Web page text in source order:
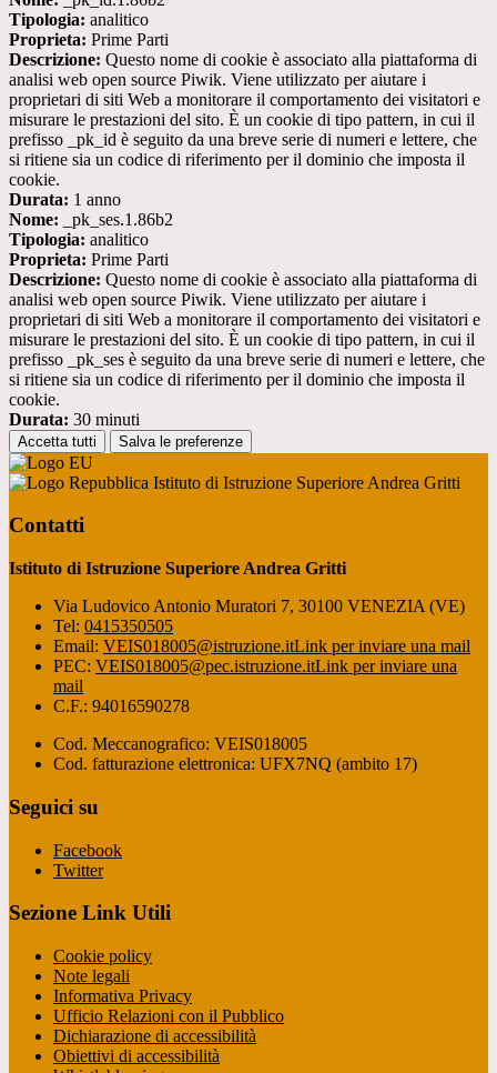
Tipologia: analitico
Proprieta: Prime Parti
Descrizione: Questo nome di cookie è associato alla piattaforma di
analisi web open source Piwik. Viene utilizzato per aiutare i
proprietari di siti Web a monitorare il comportamento dei visitatori e
misurare le prestazioni del sito. È un cookie di tipo pattern, in cui il
prefisso _pk_id è seguito da una breve serie di numeri e lettere, che
si ritiene sia un codice di riferimento per il dominio che imposta il
cookie.
Durata: 1 anno
Nome: _pk_ses.1.86b2
Tipologia: analitico
Proprieta: Prime Parti
Descrizione: Questo nome di cookie è associato alla piattaforma di
analisi web open source Piwik. Viene utilizzato per aiutare i
proprietari di siti Web a monitorare il comportamento dei visitatori e
misurare le prestazioni del sito. È un cookie di tipo pattern, in cui il
prefisso _pk_ses è seguito da una breve serie di numeri e lettere, che
si ritiene sia un codice di riferimento per il dominio che imposta il
cookie.
Durata: 30 minuti
Accetta tutti Salva le preferenze
Istituto di Istruzione Superiore Andrea Gritti
Contatti
Istituto di Istruzione Superiore Andrea Gritti
Via Ludovico Antonio Muratori 7, 30100 VENEZIA (VE)
Tel: 0415350505
Email: VEIS018005@istruzione.itLink per inviare una mail
PEC: VEIS018005@pec.istruzione.itLink per inviare una
mail
C.F.: 94016590278
Cod. Meccanografico: VEIS018005
Cod. fatturazione elettronica: UFX7NQ (ambito 17)
Seguici su
Facebook
Twitter
Sezione Link Utili
Cookie policy
Note legali
Informativa Privacy
Ufficio Relazioni con il Pubblico
Dichiarazione di accessibilità
Obiettivi di accessibilità